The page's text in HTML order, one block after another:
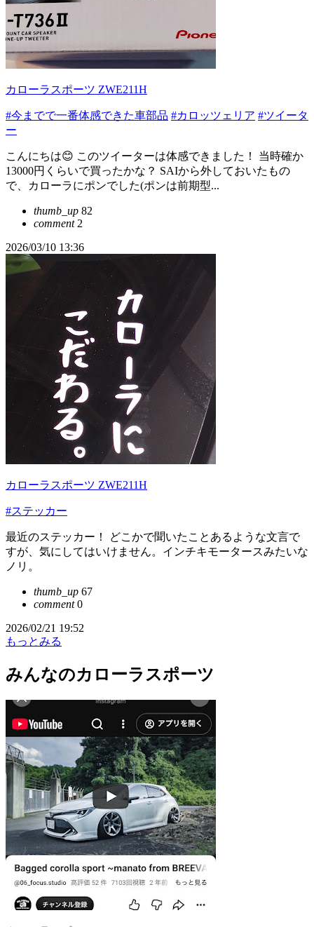
カローラスポーツ ZWE211H
#今までで一番体感できた車部品 #カロッツェリア #ツイータ
ー
こんにちは😊 このツイーターは体感できました！ 当時確か
13000円くらいで買ったかな？ SAIから外しておいたもの
で、カローラにポンでした(ポンは前期型...
thumb_up 82
comment2
2026/03/10 13:36
カローラスポーツ ZWE211H
#ステッカー
最近のステッカー！ どこかで聞いたことあるような文言で
すが、気にしてはいけません。インチキモータースみたいな
ノリ。
thumb_up 67
comment0
2026/02/21 19:52
もっとみる
みんなのカローラスポーツ